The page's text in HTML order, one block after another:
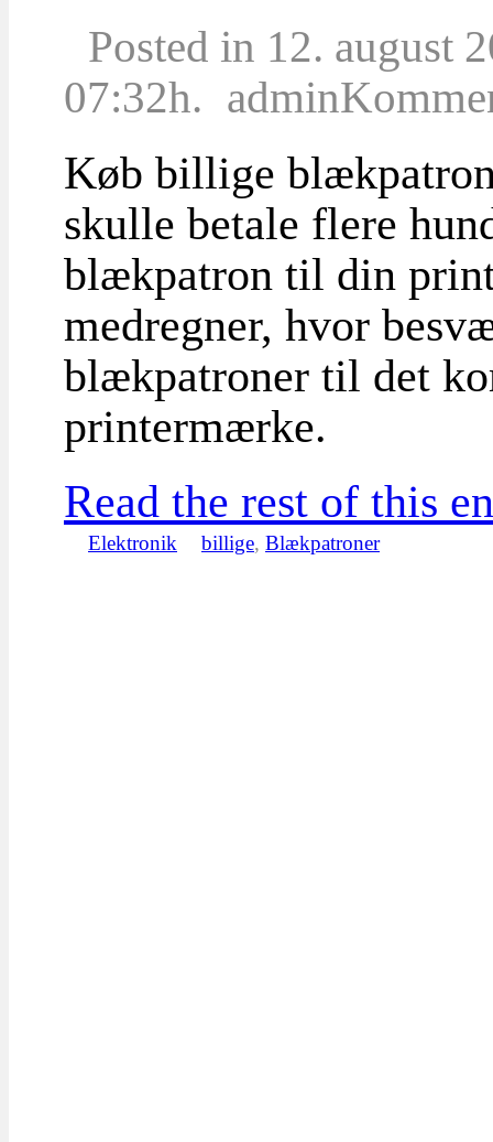
Posted in 12. august
07:32h. admin
Køb billige
skulle betale flere
blækpatron til din
medregner, hvor
blækpatroner til det
printermærke.
Read the rest of this
Elektronik billige, Blækpatroner